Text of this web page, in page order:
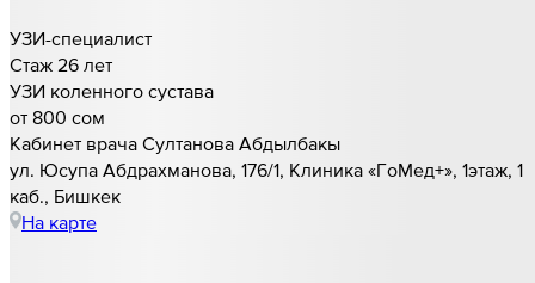
УЗИ-специалист
Стаж 26 лет
УЗИ коленного сустава
от 800 cом
Кабинет врача Султанова Абдылбакы
​ул. Юсупа Абдрахманова, 176/1, Клиника «ГоМед+», 1этаж, 1
каб., Бишкек
На карте